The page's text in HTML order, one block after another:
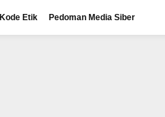
Kode Etik Pedoman Media Siber